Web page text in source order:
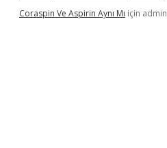
Coraspin Ve Aspirin Aynı Mı için admin